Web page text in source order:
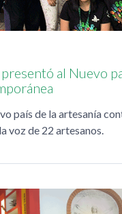
al Nuevo
país de la artesanía
voz de 22 artesanos.